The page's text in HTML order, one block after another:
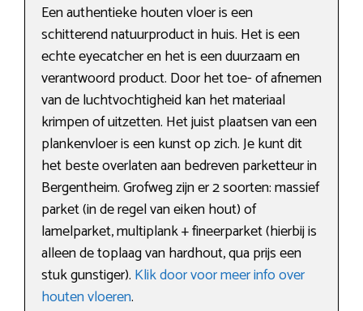
Een authentieke houten vloer is een
schitterend natuurproduct in huis. Het is een
echte eyecatcher en het is een duurzaam en
verantwoord product. Door het toe- of afnemen
van de luchtvochtigheid kan het materiaal
krimpen of uitzetten. Het juist plaatsen van een
plankenvloer is een kunst op zich. Je kunt dit
het beste overlaten aan bedreven parketteur in
Bergentheim. Grofweg zijn er 2 soorten: massief
parket (in de regel van eiken hout) of
lamelparket, multiplank + fineerparket (hierbij is
alleen de toplaag van hardhout, qua prijs een
stuk gunstiger). Klik door voor meer info over
houten vloeren.